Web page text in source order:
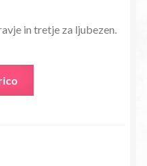
in tretje za ljubezen.